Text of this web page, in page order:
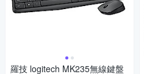
羅技 logitech MK235無線鍵盤